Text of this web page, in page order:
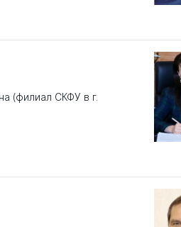
(филиал СКФУ в г.